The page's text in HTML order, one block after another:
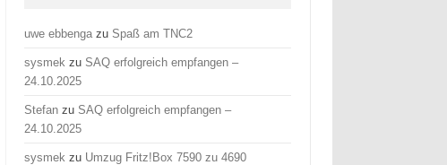
uwe ebbenga zu Spaß am TNC2
sysmek zu SAQ erfolgreich empfangen –
24.10.2025
Stefan zu SAQ erfolgreich empfangen –
24.10.2025
sysmek zu Umzug Fritz!Box 7590 zu 4690